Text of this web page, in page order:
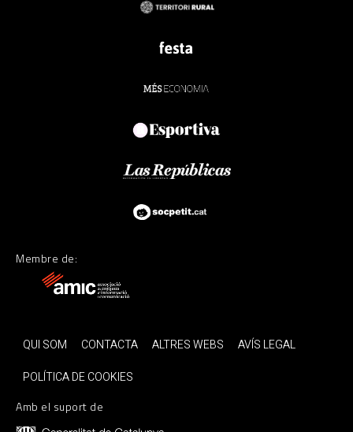
Membre de:
QUI SOM CONTACTA ALTRES WEBS
AVÍS LEGAL
POLÍTICA DE COOKIES
Amb el suport de